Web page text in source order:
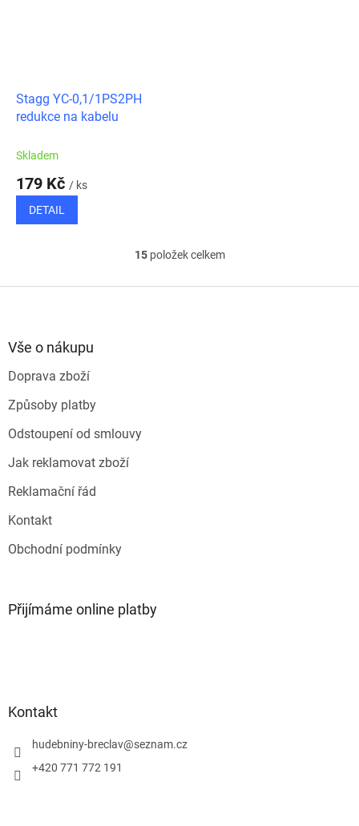
Stagg YC-0,1/1PS2PH
redukce na kabelu
Skladem
179 Kč / ks
DETAIL
O
l
15položek celkem
Vše o nákupu
Doprava zboží
Způsoby platby
Odstoupení od smlouvy
Jak reklamovat zboží
Reklamační řád
Kontakt
Obchodní podmínky
Přijímáme online platby
Kontakt
hudebniny-breclav@seznam.cz
+420 771 772 191